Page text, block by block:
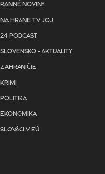
RANNÉ NOVINY
NA HRANE TV JOJ
24 PODCAST
SLOVENSKO - AKTUALITY
ZAHRANIČIE
KRIMI
POLITIKA
EKONOMIKA
SLOVÁCI V EÚ